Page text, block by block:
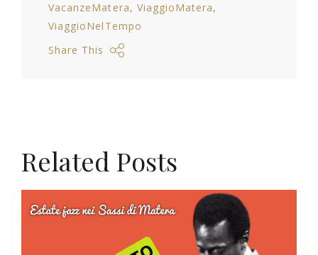
VacanzeMatera
ViaggioMatera
ViaggioNelTempo
Share This
Related Posts